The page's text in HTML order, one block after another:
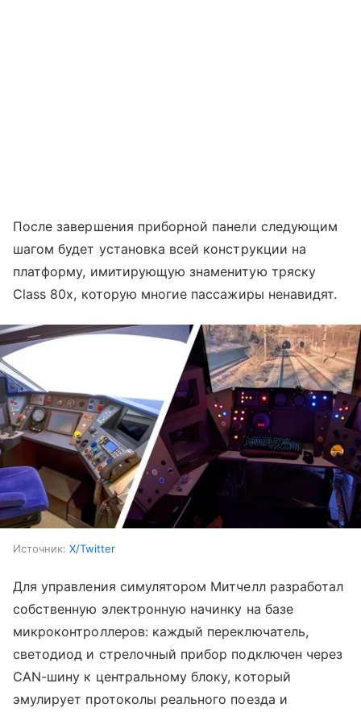
После завершения приборной панели следующим
шагом будет установка всей конструкции на
платформу, имитирующую знаменитую тряску
Class 80x, которую многие пассажиры ненавидят.
Источник: X/Twitter
Для управления симулятором Митчелл разработал
собственную электронную начинку на базе
микроконтроллеров: каждый переключатель,
светодиод и стрелочный прибор подключен через
CAN-шину к центральному блоку, который
эмулирует протоколы реального поезда и